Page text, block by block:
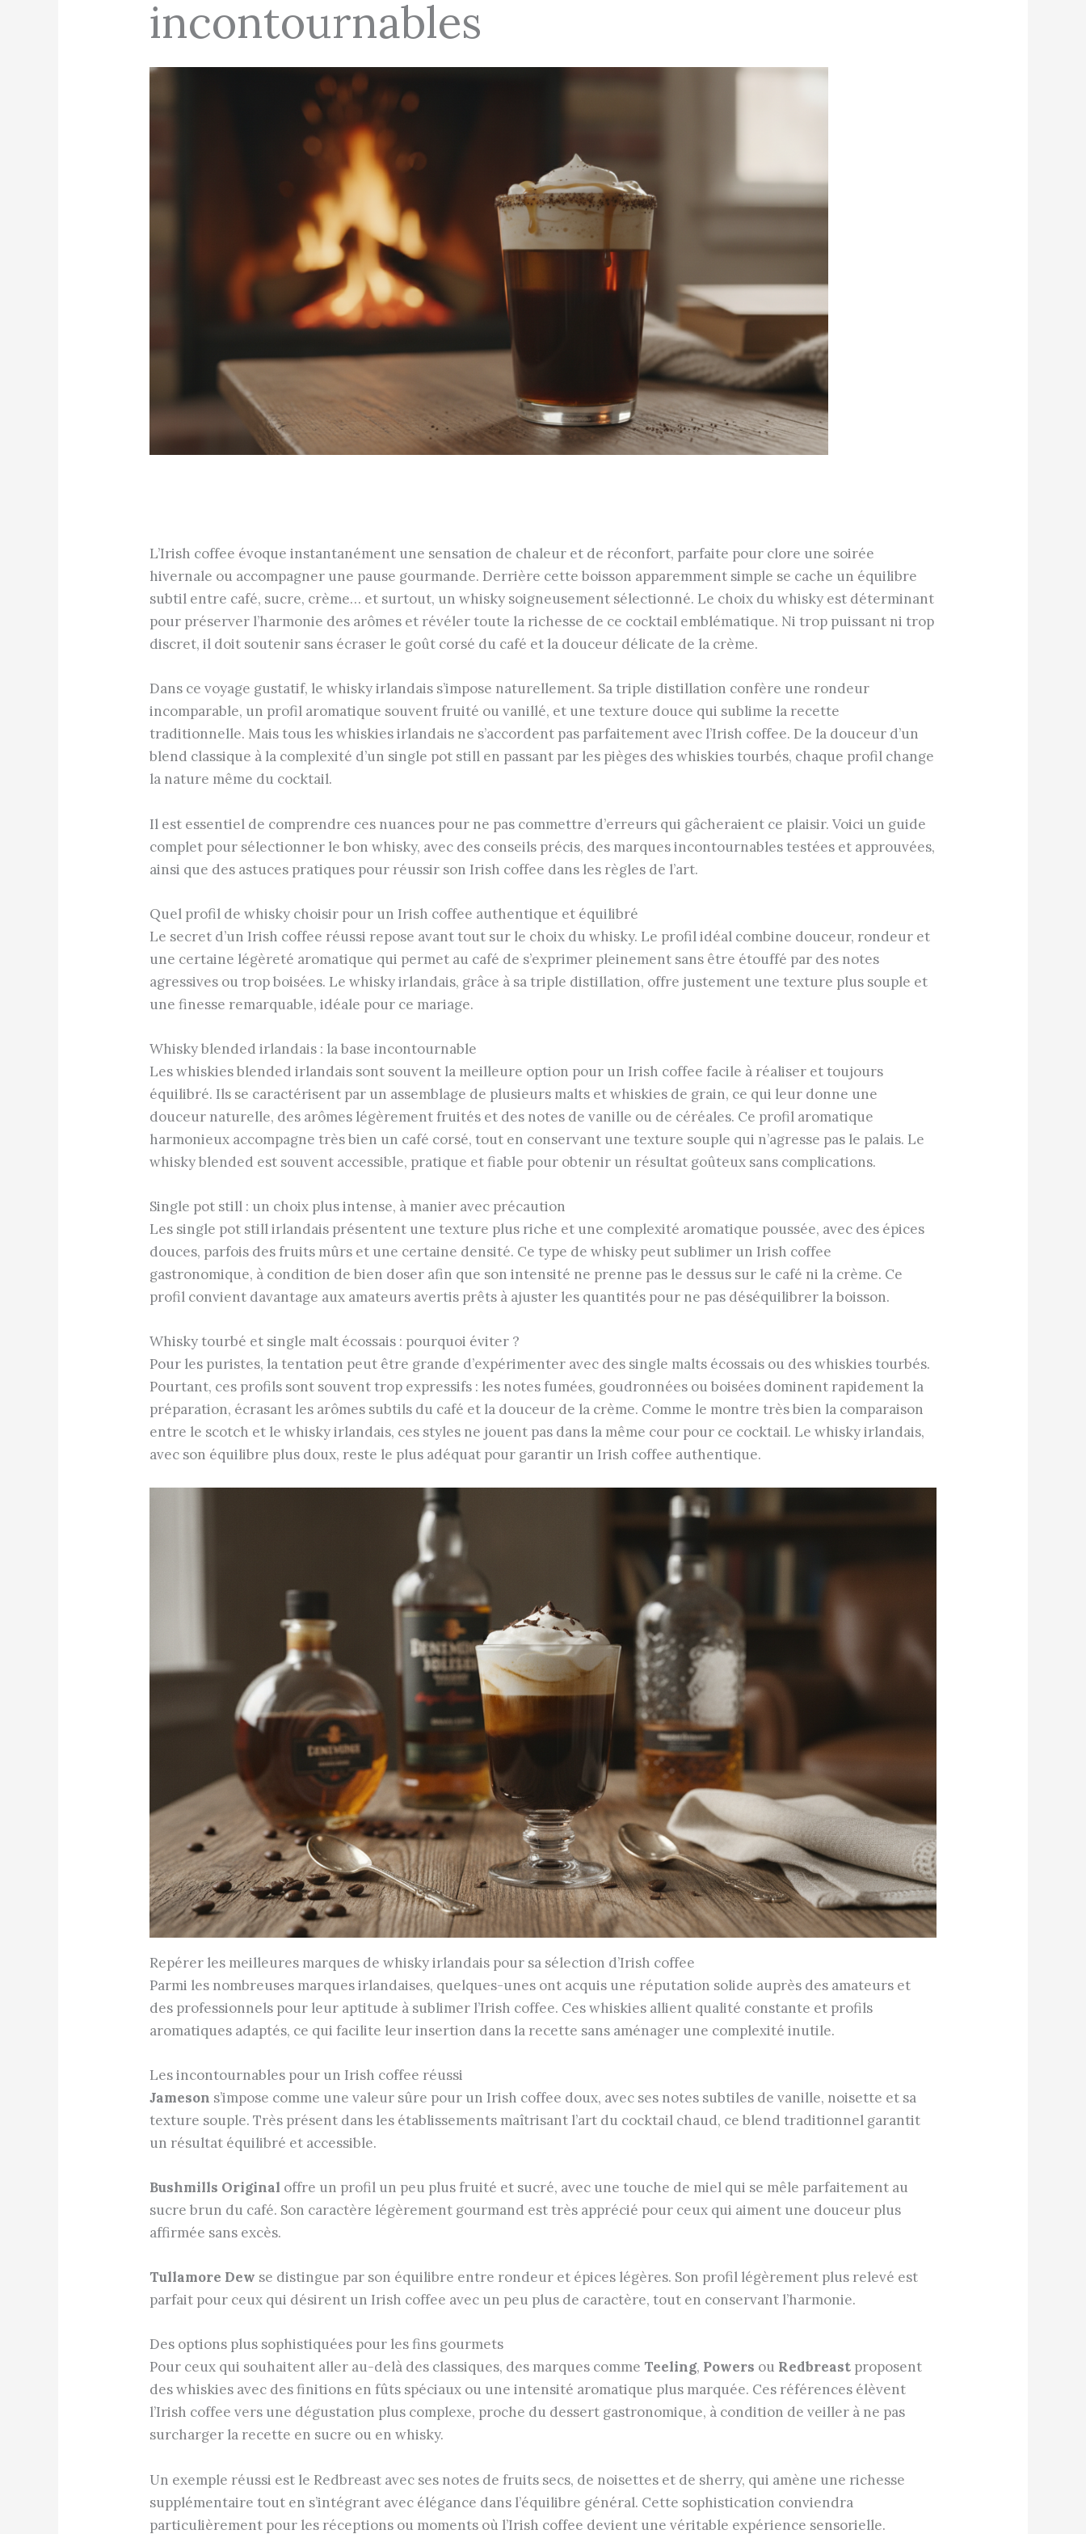
incontournables
L’Irish coffee évoque instantanément une sensation de chaleur et de réconfort, parfaite pour clore une soirée
hivernale ou accompagner une pause gourmande. Derrière cette boisson apparemment simple se cache un équilibre
subtil entre café, sucre, crème… et surtout, un whisky soigneusement sélectionné. Le choix du whisky est déterminant
pour préserver l’harmonie des arômes et révéler toute la richesse de ce cocktail emblématique. Ni trop puissant ni trop
discret, il doit soutenir sans écraser le goût corsé du café et la douceur délicate de la crème.
Dans ce voyage gustatif, le whisky irlandais s’impose naturellement. Sa triple distillation confère une rondeur
incomparable, un profil aromatique souvent fruité ou vanillé, et une texture douce qui sublime la recette
traditionnelle. Mais tous les whiskies irlandais ne s’accordent pas parfaitement avec l’Irish coffee. De la douceur d’un
blend classique à la complexité d’un single pot still en passant par les pièges des whiskies tourbés, chaque profil change
la nature même du cocktail.
Il est essentiel de comprendre ces nuances pour ne pas commettre d’erreurs qui gâcheraient ce plaisir. Voici un guide
complet pour sélectionner le bon whisky, avec des conseils précis, des marques incontournables testées et approuvées,
ainsi que des astuces pratiques pour réussir son Irish coffee dans les règles de l’art.
Quel profil de whisky choisir pour un Irish coffee authentique et équilibré
Le secret d’un Irish coffee réussi repose avant tout sur le choix du whisky. Le profil idéal combine douceur, rondeur et
une certaine légèreté aromatique qui permet au café de s’exprimer pleinement sans être étouffé par des notes
agressives ou trop boisées. Le whisky irlandais, grâce à sa triple distillation, offre justement une texture plus souple et
une finesse remarquable, idéale pour ce mariage.
Whisky blended irlandais : la base incontournable
Les whiskies blended irlandais sont souvent la meilleure option pour un Irish coffee facile à réaliser et toujours
équilibré. Ils se caractérisent par un assemblage de plusieurs malts et whiskies de grain, ce qui leur donne une
douceur naturelle, des arômes légèrement fruités et des notes de vanille ou de céréales. Ce profil aromatique
harmonieux accompagne très bien un café corsé, tout en conservant une texture souple qui n’agresse pas le palais. Le
whisky blended est souvent accessible, pratique et fiable pour obtenir un résultat goûteux sans complications.
Single pot still : un choix plus intense, à manier avec précaution
Les single pot still irlandais présentent une texture plus riche et une complexité aromatique poussée, avec des épices
douces, parfois des fruits mûrs et une certaine densité. Ce type de whisky peut sublimer un Irish coffee
gastronomique, à condition de bien doser afin que son intensité ne prenne pas le dessus sur le café ni la crème. Ce
profil convient davantage aux amateurs avertis prêts à ajuster les quantités pour ne pas déséquilibrer la boisson.
Whisky tourbé et single malt écossais : pourquoi éviter ?
Pour les puristes, la tentation peut être grande d’expérimenter avec des single malts écossais ou des whiskies tourbés.
Pourtant, ces profils sont souvent trop expressifs : les notes fumées, goudronnées ou boisées dominent rapidement la
préparation, écrasant les arômes subtils du café et la douceur de la crème. Comme le montre très bien la comparaison
entre le scotch et le whisky irlandais, ces styles ne jouent pas dans la même cour pour ce cocktail. Le whisky irlandais,
avec son équilibre plus doux, reste le plus adéquat pour garantir un Irish coffee authentique.
Repérer les meilleures marques de whisky irlandais pour sa sélection d’Irish coffee
Parmi les nombreuses marques irlandaises, quelques-unes ont acquis une réputation solide auprès des amateurs et
des professionnels pour leur aptitude à sublimer l’Irish coffee. Ces whiskies allient qualité constante et profils
aromatiques adaptés, ce qui facilite leur insertion dans la recette sans aménager une complexité inutile.
Les incontournables pour un Irish coffee réussi
Jameson s’impose comme une valeur sûre pour un Irish coffee doux, avec ses notes subtiles de vanille, noisette et sa
texture souple. Très présent dans les établissements maîtrisant l’art du cocktail chaud, ce blend traditionnel garantit
un résultat équilibré et accessible.
Bushmills Original offre un profil un peu plus fruité et sucré, avec une touche de miel qui se mêle parfaitement au
sucre brun du café. Son caractère légèrement gourmand est très apprécié pour ceux qui aiment une douceur plus
affirmée sans excès.
Tullamore Dew se distingue par son équilibre entre rondeur et épices légères. Son profil légèrement plus relevé est
parfait pour ceux qui désirent un Irish coffee avec un peu plus de caractère, tout en conservant l’harmonie.
Des options plus sophistiquées pour les fins gourmets
Pour ceux qui souhaitent aller au-delà des classiques, des marques comme Teeling, Powers ou Redbreast proposent
des whiskies avec des finitions en fûts spéciaux ou une intensité aromatique plus marquée. Ces références élèvent
l’Irish coffee vers une dégustation plus complexe, proche du dessert gastronomique, à condition de veiller à ne pas
surcharger la recette en sucre ou en whisky.
Un exemple réussi est le Redbreast avec ses notes de fruits secs, de noisettes et de sherry, qui amène une richesse
supplémentaire tout en s’intégrant avec élégance dans l’équilibre général. Cette sophistication conviendra
particulièrement pour les réceptions ou moments où l’Irish coffee devient une véritable expérience sensorielle.